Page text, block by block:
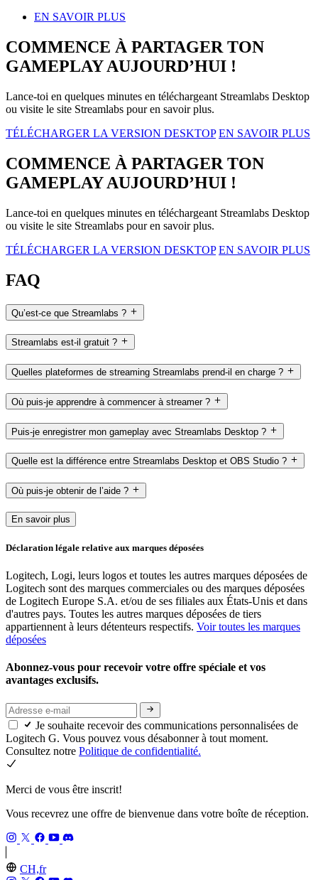
EN SAVOIR PLUS
COMMENCE À PARTAGER TON
GAMEPLAY AUJOURD’HUI !
Lance-toi en quelques minutes en téléchargeant Streamlabs Desktop
ou visite le site Streamlabs pour en savoir plus.
TÉLÉCHARGER LA VERSION DESKTOP EN SAVOIR PLUS
COMMENCE À PARTAGER TON
GAMEPLAY AUJOURD’HUI !
Lance-toi en quelques minutes en téléchargeant Streamlabs Desktop
ou visite le site Streamlabs pour en savoir plus.
TÉLÉCHARGER LA VERSION DESKTOP EN SAVOIR PLUS
FAQ
Qu’est-ce que Streamlabs ?
Streamlabs est-il gratuit ?
Quelles plateformes de streaming Streamlabs prend-il en charge ?
Où puis-je apprendre à commencer à streamer ?
Puis-je enregistrer mon gameplay avec Streamlabs Desktop ?
Quelle est la différence entre Streamlabs Desktop et OBS Studio ?
Où puis-je obtenir de l’aide ?
En savoir plus
Déclaration légale relative aux marques déposées
Logitech, Logi, leurs logos et toutes les autres marques déposées de
Logitech sont des marques commerciales ou des marques déposées
de Logitech Europe S.A. et/ou de ses filiales aux États-Unis et dans
d'autres pays. Toutes les autres marques déposées de tiers
appartiennent à leurs détenteurs respectifs. Voir toutes les marques
déposées
Abonnez-vous pour recevoir votre offre spéciale et vos
avantages exclusifs.
Je souhaite recevoir des communications personnalisées de
Logitech G. Vous pouvez vous désabonner à tout moment.
Consultez notre Politique de confidentialité.
Merci de vous être inscrit!
Vous recevrez une offre de bienvenue dans votre boîte de réception.
CH,fr